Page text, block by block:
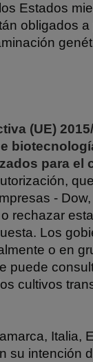
Estados
obligados
(UE)
para el
-
rechazar
Los
o en
puede
cultivos
Italia,
su intención